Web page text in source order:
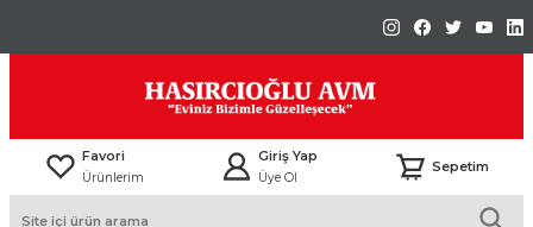
Favori
Ürünlerim
Giriş Yap
Üye Ol
Sepetim